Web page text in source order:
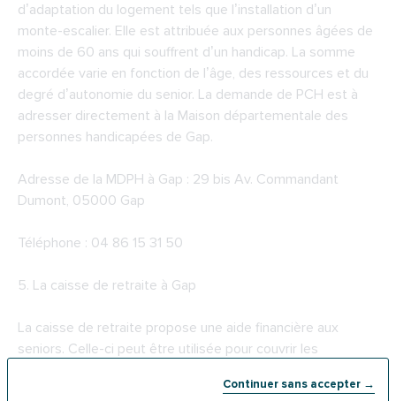
Continuer sans accepter →
d’adaptation du logement tels que l’installation d’un
monte-escalier. Elle est attribuée aux personnes âgées de
moins de 60 ans qui souffrent d’un handicap. La somme
accordée varie en fonction de l’âge, des ressources et du
degré d’autonomie du senior. La demande de PCH est à
adresser directement à la Maison départementale des
personnes handicapées de Gap.
Adresse de la MDPH à Gap : 29 bis Av. Commandant
Dumont, 05000 Gap
Téléphone : 04 86 15 31 50
5. La caisse de retraite à Gap
La caisse de retraite propose une aide financière aux
seniors. Celle-ci peut être utilisée pour couvrir les
monte-escalier. Pour en bénéficier, il faut envoyer la